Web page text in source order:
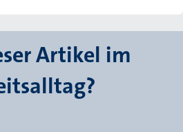
Artikel im